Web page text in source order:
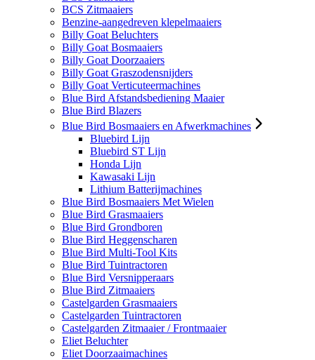
BCS Zitmaaiers
Benzine-aangedreven klepelmaaiers
Billy Goat Beluchters
Billy Goat Bosmaaiers
Billy Goat Doorzaaiers
Billy Goat Graszodensnijders
Billy Goat Verticuteermachines
Blue Bird Afstandsbediening Maaier
Blue Bird Blazers
Blue Bird Bosmaaiers en Afwerkmachines
Bluebird Lijn
Bluebird ST Lijn
Honda Lijn
Kawasaki Lijn
Lithium Batterijmachines
Blue Bird Bosmaaiers Met Wielen
Blue Bird Grasmaaiers
Blue Bird Grondboren
Blue Bird Heggenscharen
Blue Bird Multi-Tool Kits
Blue Bird Tuintractoren
Blue Bird Versnipperaars
Blue Bird Zitmaaiers
Castelgarden Grasmaaiers
Castelgarden Tuintractoren
Castelgarden Zitmaaier / Frontmaaier
Eliet Beluchter
Eliet Doorzaaimachines